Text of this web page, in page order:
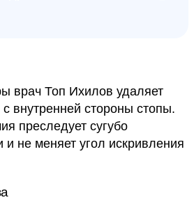
врач Топ Ихилов удаляет
внутренней стороны стопы.
преследует сугубо
и не меняет угол искривления